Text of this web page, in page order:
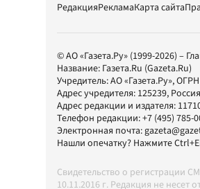
РедакцияРекламаКарта сайта
© АО «Газета.Ру» (1999-2026) –
Название: Газета.Ru (Gazeta.Ru)
Учредитель:АО «Газета.Ру»,
Адрес учредителя: 125239,
Адрес редакции и издателя:
Телефон редакции:+7 (495) 785-
Электронная почта:
Нашли опечатку? Нажмите
Свидетельство о регистрации
10.11.2016 г. Редакция не